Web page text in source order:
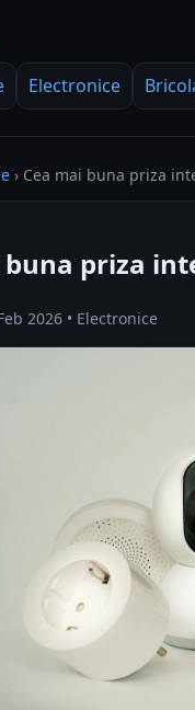
Electronice
› Cea mai buna priza
buna priza
2026 • Electronice